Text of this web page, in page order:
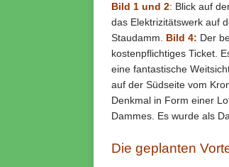
Bild 1 und 2: Blick auf
das Elektrizitätswerk auf
Staudamm. Bild 4: Der
kostenpflichtiges Ticket.
eine fantastische
auf der Südseite vom
Denkmal in Form einer
Dammes. Es wurde als
Die geplanten